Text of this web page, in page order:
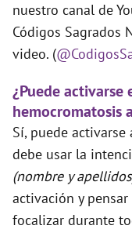
nuestro canal de
Códigos Sagrados
video. (
¿Puede activarse
hemocromatosis
Sí, puede
debe usar la
(nombre y
activación y
focalizar durante